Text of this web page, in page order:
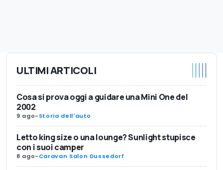
ULTIMI ARTICOLI
Cosa si prova oggi a guidare una Mini One del
2002
9 ago-Storia dell'auto
Letto king size o una lounge? Sunlight stupisce
con i suoi camper
8 ago-Caravan Salon Dussedorf